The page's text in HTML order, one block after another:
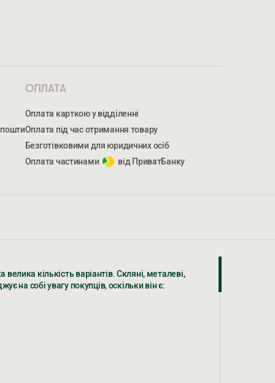
пошти
ОПЛАТА
Оплата карткою у відділенні
Оплата під час отримання товару
Безготівковими для юридичних осіб
Оплата частинами
від ПриватБанку
кількість варіантів. Скляні, металеві,
на собі увагу покупців, оскільки він є: